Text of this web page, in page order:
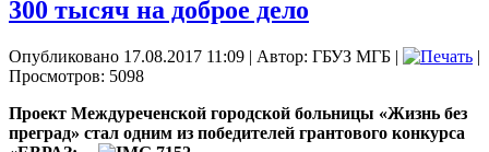
300 тысяч на доброе дело
Опубликовано 17.08.2017 11:09 | Автор: ГБУЗ МГБ |
|
Просмотров: 5098
Проект Междуреченской городской больницы «Жизнь без
преград» стал одним из победителей грантового конкурса